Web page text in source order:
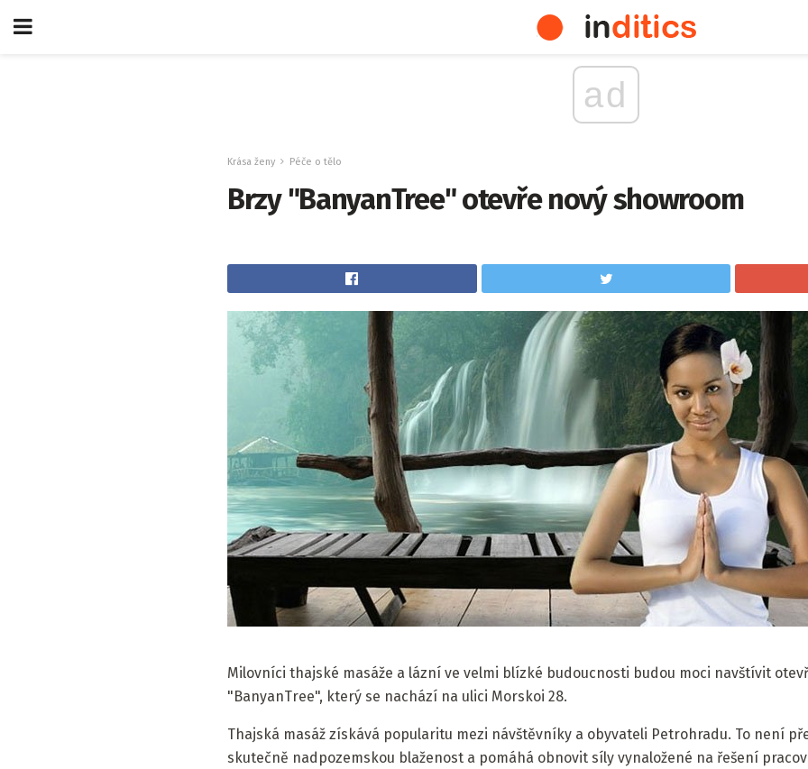
ad
Krása ženy Péče o tělo
Brzy "BanyanTree" otevře nový showroom
Milovníci thajské masáže a lázní ve velmi blízké budoucnosti budou moci navštívit
"BanyanTree", který se nachází na ulici Morskoi 28.
Thajská masáž získává popularitu mezi návštěvníky a obyvateli Petrohradu. To není
skutečně nadpozemskou blaženost a pomáhá obnovit síly vynaložené na řešení